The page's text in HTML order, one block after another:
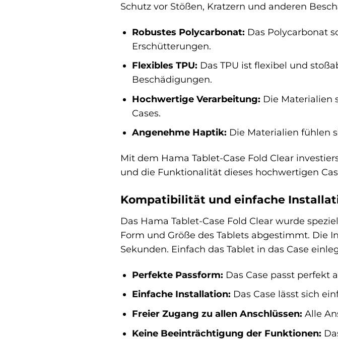
Schutz vor Stößen, Kratzern und anderen
Robustes Polycarbonat: Das Polycarbonat
Erschütterungen.
Flexibles TPU: Das TPU ist flexibel und
Beschädigungen.
Hochwertige Verarbeitung: Die Materialien
Cases.
Angenehme Haptik: Die Materialien fühlen
Mit dem Hama Tablet-Case Fold Clear
und die Funktionalität dieses hochwertigen
Kompatibilität und einfache
Das Hama Tablet-Case Fold Clear wurde
Form und Größe des Tablets abgestimmt. Die
Sekunden. Einfach das Tablet in das Case
Perfekte Passform: Das Case passt perfekt
Einfache Installation: Das Case lässt sich
Freier Zugang zu allen Anschlüssen: Alle
Keine Beeinträchtigung der Funktionen: